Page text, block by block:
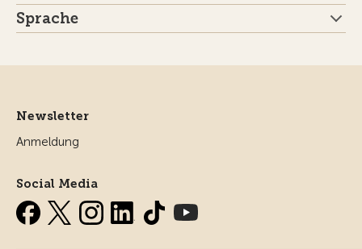
Sprache
Newsletter
Anmeldung
Social Media